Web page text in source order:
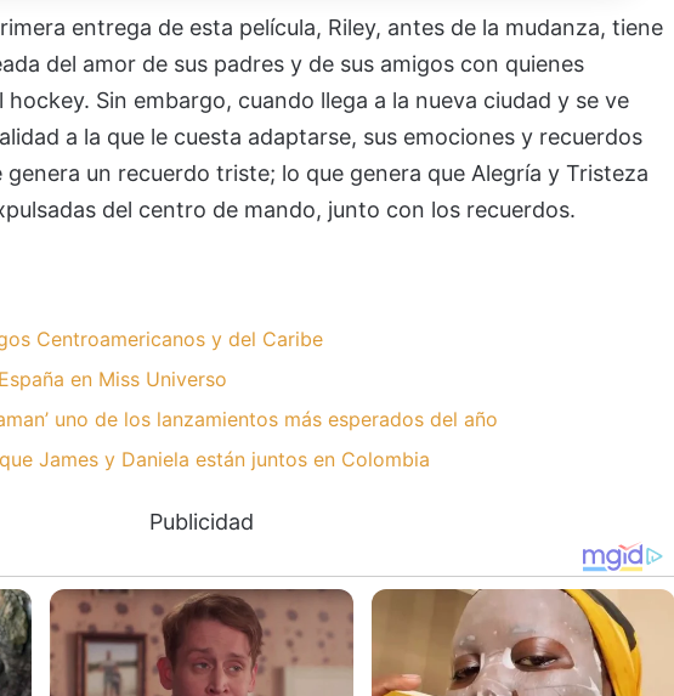
entrega de esta película, Riley, antes de la mudanza, tiene
del amor de sus padres y de sus amigos con quienes
Sin embargo, cuando llega a la nueva ciudad y se ve
a la que le cuesta adaptarse, sus emociones y recuerdos
un recuerdo triste; lo que genera que Alegría y Tristeza
del centro de mando, junto con los recuerdos.
Centroamericanos y del Caribe
en Miss Universo
uno de los lanzamientos más esperados del año
James y Daniela están juntos en Colombia
Publicidad